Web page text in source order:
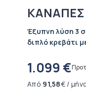
ΚΑΝΑΠΕΣ
Έξυπνη λύση 3
διπλό κρεβάτι
1.099 €
Από 91,58€ /